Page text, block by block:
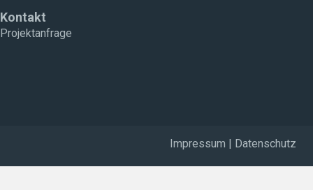
Kontakt
Projektanfrage
Impressum | Datenschutz